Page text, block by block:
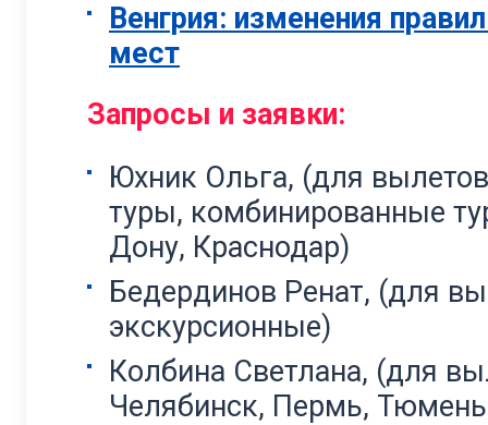
Венгрия: изменения
мест
Запросы и заявки:
Юхник Ольга, (для
туры, комбинированные
Дону, Краснодар)
Бедердинов Ренат, (для
экскурсионные)
Колбина Светлана, (для
Челябинск, Пермь,